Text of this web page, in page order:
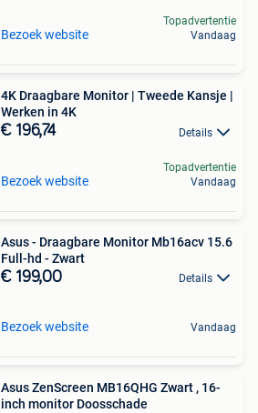
Bezoek website
Topadvertentie
Vandaag
4K Draagbare Monitor | Tweede Kansje |
Werken in 4K
€ 196,74 Details
Bezoek website
Topadvertentie
Vandaag
Asus - Draagbare Monitor Mb16acv 15.6
Full-hd - Zwart
€ 199,00 Details
Bezoek website Vandaag
Asus ZenScreen MB16QHG Zwart , 16-
inch monitor Doosschade